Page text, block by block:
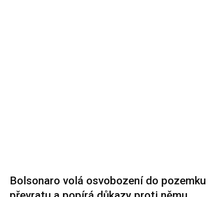
Bolsonaro volá osvobození do pozemku